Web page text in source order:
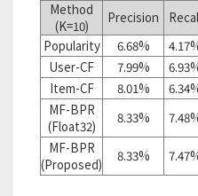
Method
(K=10)
Precision
Popularity
6.68%
User-CF
7.99%
Item-CF
8.01%
MF-BPR
(Float32)
8.33%
MF-BPR
(Proposed)
8.33%